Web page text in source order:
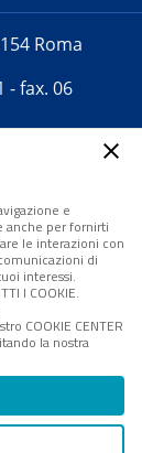
Roma
- fax. 06
iscritta
di Roma -
Michela
e
- FPA s.r.l.
management
R.E.A. Roma
e
anche per fornirti
le interazioni con
di
interessi.
I COOKIE.
COOKIE CENTER
la nostra